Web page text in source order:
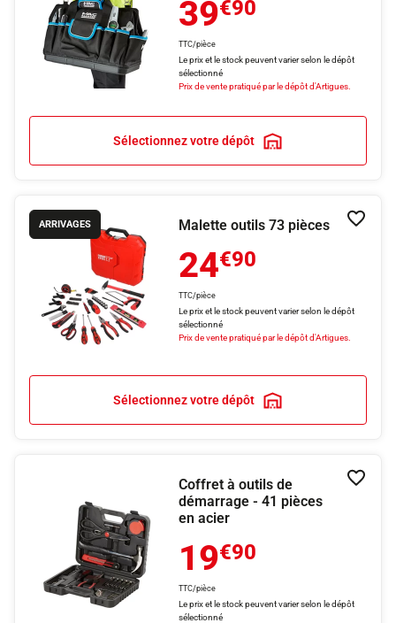
39€90
TTC/pièce
Le prix et le stock peuvent varier selon le dépôt
sélectionné
Prix de vente pratiqué par le dépôt d'Artigues.
Sélectionnez votre dépôt
ARRIVAGES Malette outils 73 pièces
24€90
TTC/pièce
Le prix et le stock peuvent varier selon le dépôt
sélectionné
Prix de vente pratiqué par le dépôt d'Artigues.
Sélectionnez votre dépôt
Coffret à outils de
démarrage - 41 pièces
en acier
19€90
TTC/pièce
Le prix et le stock peuvent varier selon le dépôt
sélectionné